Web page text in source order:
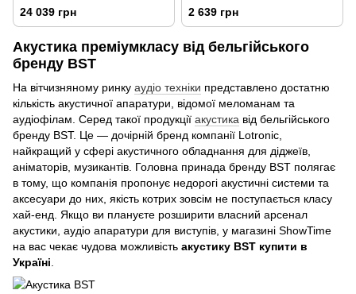
24 039 грн 2 639 грн
Акустика преміумкласу від бельгійського
бренду BST
На вітчизняному ринку аудіо техніки представлено достатню
кількість акустичної апаратури, відомої меломанам та
аудіофілам. Серед такої продукції акустика від бельгійського
бренду BST. Це — дочірній бренд компанії Lotronic,
найкращий у сфері акустичного обладнання для діджеїв,
аніматорів, музикантів. Головна принада бренду BST полягає
в тому, що компанія пропонує недорогі акустичні системи та
аксесуари до них, якість котрих зовсім не поступається класу
хай-енд. Якщо ви плануєте розширити власний арсенал
акустики, аудіо апаратури для виступів, у магазині ShowTime
на вас чекає чудова можливість акустику BST купити в
Україні